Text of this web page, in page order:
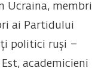
Ucraina, membri
ai Partidului
politici ruși –
academicieni